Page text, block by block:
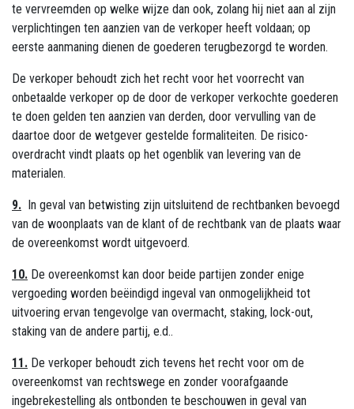
te vervreemden op welke wijze dan ook, zolang hij niet aan al zijn
verplichtingen ten aanzien van de verkoper heeft voldaan; op
eerste aanmaning dienen de goederen terugbezorgd te worden.
De verkoper behoudt zich het recht voor het voorrecht van
onbetaalde verkoper op de door de verkoper verkochte goederen
te doen gelden ten aanzien van derden, door vervulling van de
daartoe door de wetgever gestelde formaliteiten. De risico-
overdracht vindt plaats op het ogenblik van levering van de
materialen.
9. In geval van betwisting zijn uitsluitend de rechtbanken bevoegd
van de woonplaats van de klant of de rechtbank van de plaats waar
de overeenkomst wordt uitgevoerd.
10. De overeenkomst kan door beide partijen zonder enige
vergoeding worden beëindigd ingeval van onmogelijkheid tot
uitvoering ervan tengevolge van overmacht, staking, lock-out,
staking van de andere partij, e.d..
11. De verkoper behoudt zich tevens het recht voor om de
overeenkomst van rechtswege en zonder voorafgaande
ingebrekestelling als ontbonden te beschouwen in geval van